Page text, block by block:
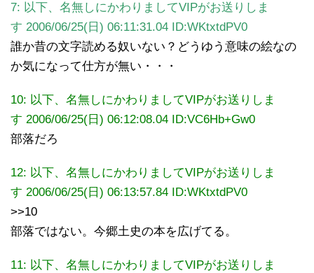
7: 以下、名無しにかわりましてVIPがお送りしま
す 2006/06/25(日) 06:11:31.04 ID:WKtxtdPV0
誰か昔の文字読める奴いない？どうゆう意味の絵なの
か気になって仕方が無い・・・
10: 以下、名無しにかわりましてVIPがお送りしま
す 2006/06/25(日) 06:12:08.04 ID:VC6Hb+Gw0
部落だろ
12: 以下、名無しにかわりましてVIPがお送りしま
す 2006/06/25(日) 06:13:57.84 ID:WKtxtdPV0
>>10
部落ではない。今郷土史の本を広げてる。
11: 以下、名無しにかわりましてVIPがお送りしま